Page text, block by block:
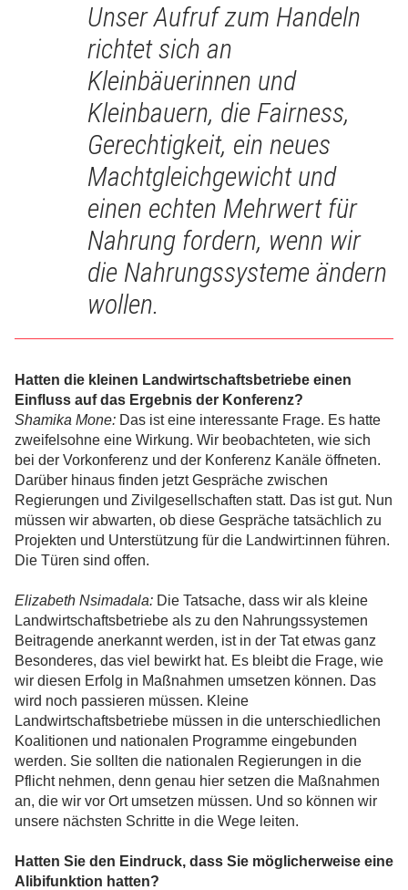
Unser Aufruf zum Handeln
richtet sich an
Kleinbäuerinnen und
Kleinbauern, die Fairness,
Gerechtigkeit, ein neues
Machtgleichgewicht und
einen echten Mehrwert für
Nahrung fordern, wenn wir
die Nahrungssysteme ändern
wollen.
Hatten die kleinen Landwirtschaftsbetriebe einen
Einfluss auf das Ergebnis der Konferenz?
Shamika Mone: Das ist eine interessante Frage. Es hatte
zweifelsohne eine Wirkung. Wir beobachteten, wie sich
bei der Vorkonferenz und der Konferenz Kanäle öffneten.
Darüber hinaus finden jetzt Gespräche zwischen
Regierungen und Zivilgesellschaften statt. Das ist gut. Nun
müssen wir abwarten, ob diese Gespräche tatsächlich zu
Projekten und Unterstützung für die Landwirt:innen führen.
Die Türen sind offen.
Elizabeth Nsimadala: Die Tatsache, dass wir als kleine
Landwirtschaftsbetriebe als zu den Nahrungssystemen
Beitragende anerkannt werden, ist in der Tat etwas ganz
Besonderes, das viel bewirkt hat. Es bleibt die Frage, wie
wir diesen Erfolg in Maßnahmen umsetzen können. Das
wird noch passieren müssen. Kleine
Landwirtschaftsbetriebe müssen in die unterschiedlichen
Koalitionen und nationalen Programme eingebunden
werden. Sie sollten die nationalen Regierungen in die
Pflicht nehmen, denn genau hier setzen die Maßnahmen
an, die wir vor Ort umsetzen müssen. Und so können wir
unsere nächsten Schritte in die Wege leiten.
Hatten Sie den Eindruck, dass Sie möglicherweise eine
Alibifunktion hatten?